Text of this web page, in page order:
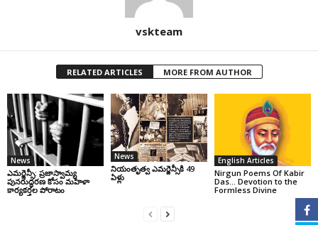
vskteam
RELATED ARTICLES MORE FROM AUTHOR
News
ఎమర్జెన్సీ: ప్రజాస్వామ్య
పునరుద్ధరణ కోసం మహిళా
కార్యకర్తల పోరాటం
News
నియంతృత్వ ఎమర్జెన్సీకి 49
ఏళ్లు
English Articles
Nirgun Poems Of Kabir
Das… Devotion to the
Formless Divine